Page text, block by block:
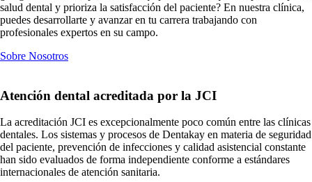
salud dental y prioriza la satisfacción del paciente? En nuestra clínica,
puedes desarrollarte y avanzar en tu carrera trabajando con
profesionales expertos en su campo.
Sobre Nosotros
Atención dental acreditada por la JCI
La acreditación JCI es excepcionalmente poco común entre las clínicas
dentales. Los sistemas y procesos de Dentakay en materia de seguridad
del paciente, prevención de infecciones y calidad asistencial constante
han sido evaluados de forma independiente conforme a estándares
internacionales de atención sanitaria.